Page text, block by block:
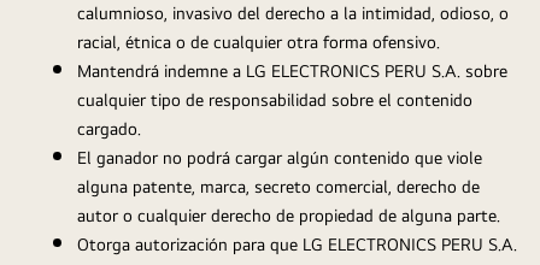
calumnioso, invasivo del derecho a la intimidad, odioso, o
racial, étnica o de cualquier otra forma ofensivo.
Mantendrá indemne a LG ELECTRONICS PERU S.A. sobre
cualquier tipo de responsabilidad sobre el contenido
cargado.
El ganador no podrá cargar algún contenido que viole
alguna patente, marca, secreto comercial, derecho de
autor o cualquier derecho de propiedad de alguna parte.
Otorga autorización para que LG ELECTRONICS PERU S.A.